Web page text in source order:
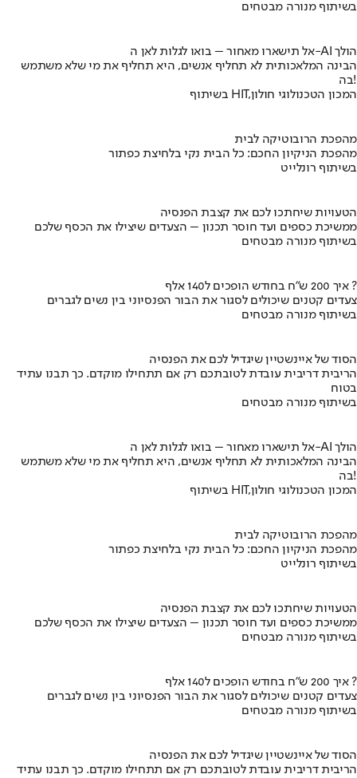
בשיתוף מנורה מבטחים
אל תישארו מאחור – בואו לגלות לאן ה-AI הולך
הבינה המלאכותית לא תחליף אנשים, היא תחליף את מי שלא משתמש
בה!
בשיתוף HIT,המכון הטכנולוגי חולון
מהפכת הרובוטיקה לבית
מהפכת הניקיון החכם: כל הבית נקי בלחיצת כפתור
בשיתוף רונלייט
הטעויות שיחתכו לכם את קצבת הפנסיה
ממשיכת כספים ועד חוסר תכנון – הצעדים שיצילו את הכסף שלכם
בשיתוף מנורה מבטחים
איך 200 ש"ח בחודש הופכים ל140 אלף ?
צעדים קטנים שיכולים לסגור את הבור הפנסיוני בין נשים לגברים
בשיתוף מנורה מבטחים
הסוד של איינשטיין שיגדיל לכם את הפנסיה
הריבית דריבית עובדת לטובתכם רק אם תתחילו מוקדם. כך תבנו עתיד
בטוח
בשיתוף מנורה מבטחים
אל תישארו מאחור – בואו לגלות לאן ה-AI הולך
הבינה המלאכותית לא תחליף אנשים, היא תחליף את מי שלא משתמש
בה!
בשיתוף HIT,המכון הטכנולוגי חולון
מהפכת הרובוטיקה לבית
מהפכת הניקיון החכם: כל הבית נקי בלחיצת כפתור
בשיתוף רונלייט
הטעויות שיחתכו לכם את קצבת הפנסיה
ממשיכת כספים ועד חוסר תכנון – הצעדים שיצילו את הכסף שלכם
בשיתוף מנורה מבטחים
איך 200 ש"ח בחודש הופכים ל140 אלף ?
צעדים קטנים שיכולים לסגור את הבור הפנסיוני בין נשים לגברים
בשיתוף מנורה מבטחים
הסוד של איינשטיין שיגדיל לכם את הפנסיה
הריבית דריבית עובדת לטובתכם רק אם תתחילו מוקדם. כך תבנו עתיד